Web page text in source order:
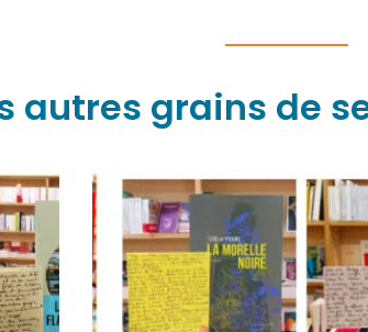
autres grains de